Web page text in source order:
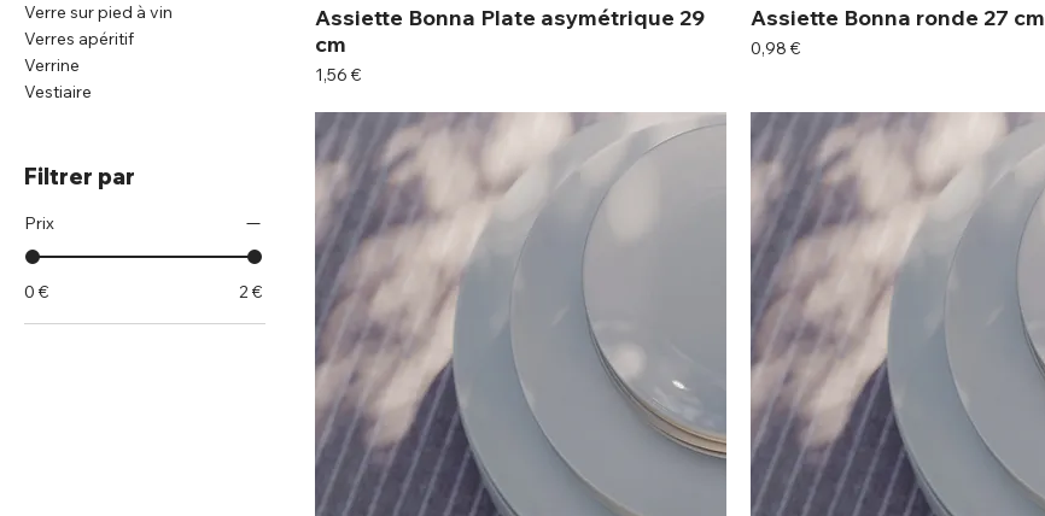
Verre sur pied à vin
Verres apéritif
Verrine
Vestiaire
Filtrer par
Prix
0 € 2 €
Assiette Bonna Plate asymétrique 29
cm
Prix
1,56 €
Assiette Bonna ronde 27 cm
Prix
0,98 €